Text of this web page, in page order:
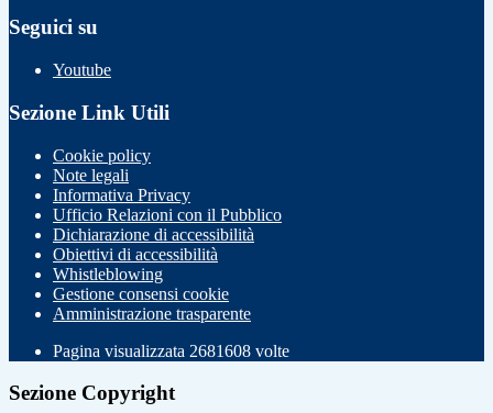
Seguici su
Youtube
Sezione Link Utili
Cookie policy
Note legali
Informativa Privacy
Ufficio Relazioni con il Pubblico
Dichiarazione di accessibilità
Obiettivi di accessibilità
Whistleblowing
Gestione consensi cookie
Amministrazione trasparente
Pagina visualizzata 2681608 volte
Sezione Copyright